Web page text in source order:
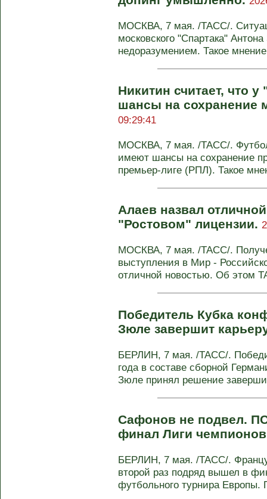
МОСКВА, 7 мая. /ТАСС/.
московского "Спартака"
недоразумением. Такое
Никитин считает, что
шансы на сохранение
09:29:41
МОСКВА, 7 мая. /ТАСС/.
имеют шансы на сохранение
премьер-лиге (РПЛ). Такое
Алаев назвал
"Ростовом" лицензии.
МОСКВА, 7 мая. /ТАСС/.
выступления в Мир -
отличной новостью. Об этом
Победитель Кубка
Зюле завершит
БЕРЛИН, 7 мая. /ТАСС/.
года в составе сборной
Зюле принял решение
Сафонов не подвел.
финал Лиги
БЕРЛИН, 7 мая. /ТАСС/.
второй раз подряд вышел в
футбольного турнира Европы.